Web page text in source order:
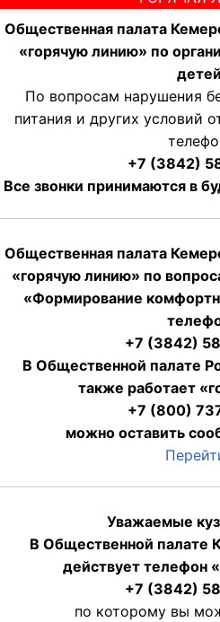
Общественная палата
«горячую линию» по
По вопросам нарушения
питания и других условий
+7 (3842)
Все звонки принимаются в
Общественная палата
«горячую линию» по
«Формирование
+7 (3842)
В Общественной палате
также работает
+7 (800)
можно оставить
Уважаемые
В Общественной палате
действует телефон
+7 (3842)
по которому вы